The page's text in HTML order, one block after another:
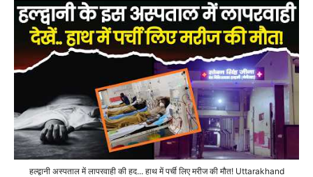
हल्द्वानी अस्पताल में लापरवाही की हद... हाथ में पर्ची लिए मरीज की मौत! Uttarakhand